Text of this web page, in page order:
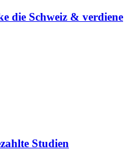
die Schweiz & verdiene
Studien